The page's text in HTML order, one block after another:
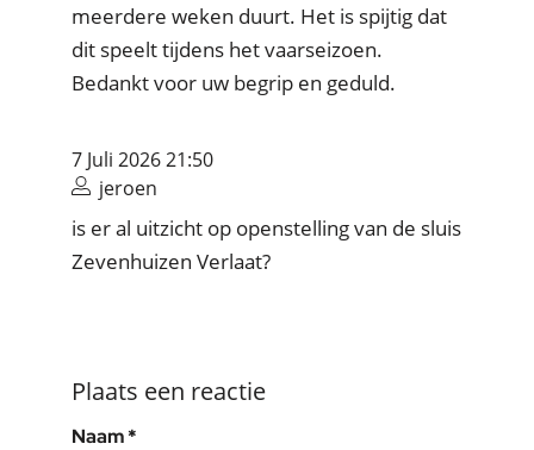
meerdere weken duurt. Het is spijtig dat
dit speelt tijdens het vaarseizoen.
Bedankt voor uw begrip en geduld.
7 Juli 2026 21:50
jeroen
is er al uitzicht op openstelling van de sluis
Zevenhuizen Verlaat?
Plaats een reactie
Naam*